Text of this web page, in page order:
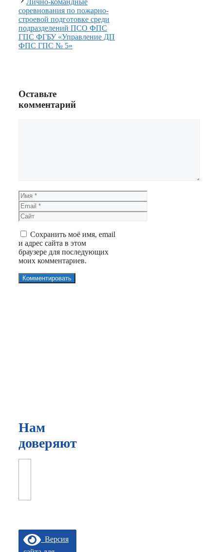
Лично-командные
соревнования по пожарно-
строевой подготовке среди
подразделений ПСО ФПС
ГПС ФГБУ «Управление ДП
ФПС ГПС № 5»
Оставьте
комментарий
Имя
Email
Сайт
Сохранить моё имя, email
и адрес сайта в этом
браузере для последующих
моих комментариев.
Нам
доверяют
Версия